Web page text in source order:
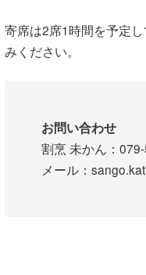
寄席は2席1時間を予定
みください。
お問い合わせ
割烹 未かん：
メール：